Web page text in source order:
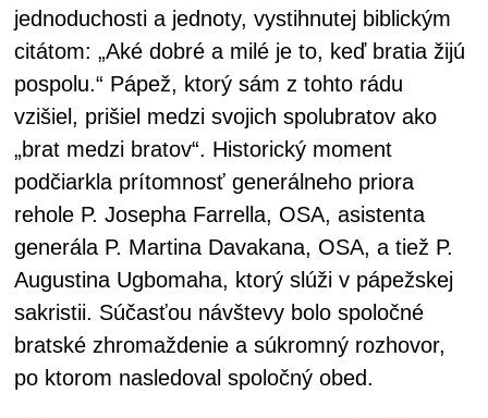
jednoduchosti a jednoty, vystihnutej biblickým
citátom: „Aké dobré a milé je to, keď bratia žijú
pospolu.“ Pápež, ktorý sám z tohto rádu
vzišiel, prišiel medzi svojich spolubratov ako
„brat medzi bratov“. Historický moment
podčiarkla prítomnosť generálneho priora
rehole P. Josepha Farrella, OSA, asistenta
generála P. Martina Davakana, OSA, a tiež P.
Augustina Ugbomaha, ktorý slúži v pápežskej
sakristii. Súčasťou návštevy bolo spoločné
bratské zhromaždenie a súkromný rozhovor,
po ktorom nasledoval spoločný obed.